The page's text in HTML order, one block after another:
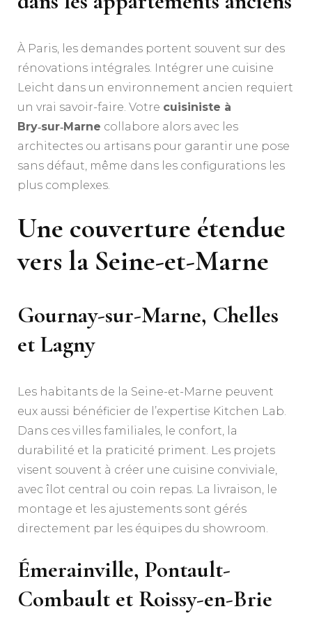
À Paris, les demandes portent souvent sur des
rénovations intégrales. Intégrer une cuisine
Leicht dans un environnement ancien requiert
un vrai savoir-faire. Votre cuisiniste à
Bry‑sur‑Marne collabore alors avec les
architectes ou artisans pour garantir une pose
sans défaut, même dans les configurations les
plus complexes.
Une couverture étendue
vers la Seine-et-Marne
Gournay-sur-Marne, Chelles
et Lagny
Les habitants de la Seine-et-Marne peuvent
eux aussi bénéficier de l’expertise Kitchen Lab.
Dans ces villes familiales, le confort, la
durabilité et la praticité priment. Les projets
visent souvent à créer une cuisine conviviale,
avec îlot central ou coin repas. La livraison, le
montage et les ajustements sont gérés
directement par les équipes du showroom.
Émerainville, Pontault-
Combault et Roissy-en-Brie